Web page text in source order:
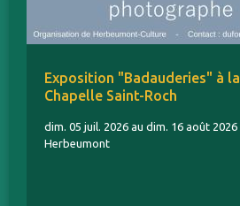
Exposition "Badauderies" à la
Chapelle Saint-Roch
dim. 05 juil. 2026 au dim. 16 août 2026
Herbeumont